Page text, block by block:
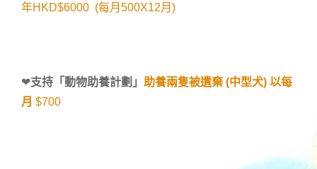
年HKD$6000 (每月500X12月)
❤支持「動物助養計劃 」 助養兩隻被遺棄 (中型犬) 以每
月 $700